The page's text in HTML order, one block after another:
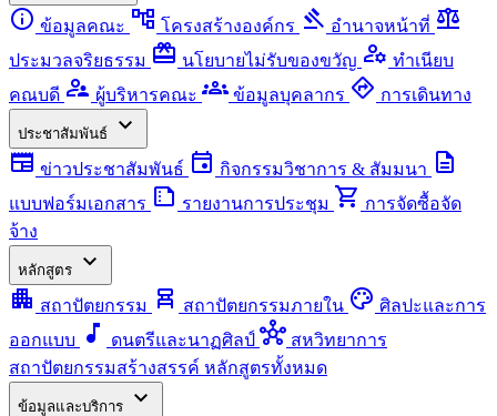
info ข้อมูลคณะ account_tree โครงสร้างองค์กร gavel อำนาจหน้าที่ balance
ประมวลจริยธรรม redeem นโยบายไม่รับของขวัญ manage_accounts ทำเนียบ
คณบดี supervisor_account ผู้บริหารคณะ groups ข้อมูลบุคลากร directions การเดินทาง
ประชาสัมพันธ์
expand_more
newspaper ข่าวประชาสัมพันธ์ event กิจกรรมวิชาการ & สัมมนา description
แบบฟอร์มเอกสาร summarize รายงานการประชุม shopping_cart การจัดซื้อจัด
จ้าง
หลักสูตร
expand_more
apartment สถาปัตยกรรม chair_alt สถาปัตยกรรมภายใน palette ศิลปะและการ
ออกแบบ
music_note ดนตรีและนาฏศิลป์ hub สหวิทยาการ
สถาปัตยกรรมสร้างสรรค์ หลักสูตรทั้งหมด
ข้อมูลและบริการ
expand_more